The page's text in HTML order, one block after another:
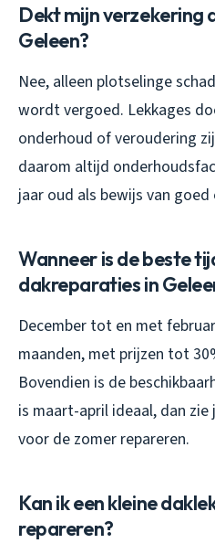
Dekt mijn verzekering
Geleen?
Nee, alleen plotselinge
wordt vergoed. Lekkages
onderhoud of veroudering
daarom altijd
jaar oud als bewijs van
Wanneer is de beste
dakreparaties in
December tot en met
maanden, met prijzen tot
Bovendien is de
is maart-april ideaal, dan
voor de zomer repareren.
Kan ik een kleine
repareren?